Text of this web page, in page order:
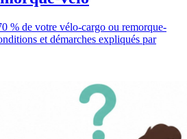
% de votre vélo-cargo ou remorque-
et démarches expliqués par